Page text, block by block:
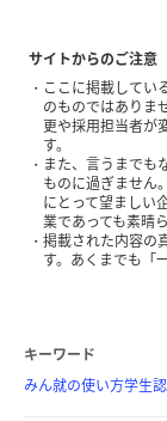
サイトからのご注意
ここに掲載してい
のものではありま
更や採用担当者が
す。
また、言うまでも
ものに過ぎません
にとって望ましい
業であっても素晴
掲載された内容の
す。あくまでも「
キーワード
みん就の使い方学生